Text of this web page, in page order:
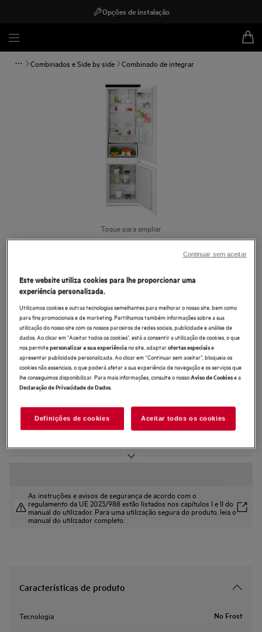
Opções de instalação
Combinados e Side by side Combinado de integrar
Toque para ampliar
NSC7C191DS
Combinado de encastre 7000
NoFrost CoolAssist® de 188,4 cm
5 (1)
O AI CoolAssist ajusta a temperatura de acordo com a sua rotina diária.
Ative a definição Automática para uma frescura sem esforço, ajustada a si.
TwinTech® Total No Frost ajuda a manter os alimentos suculentos e
As instruções e avisos de segurança de acordo com o
regulamento da UE 2023/988 estão listados nos capítulos I e II do
manual do utilizador. Para uma utilização segura do produto, leia o
manual do utilizador completo.
Características de produto
Tecnologia No Frost
Este website utiliza cookies para lhe proporcionar uma
experiência personalizada.
Utilizamos cookies e outras tecnologias semelhantes para melhorar o nosso site, bem como
para fins promocionais e de marketing. Partilhamos também informações sobre a sua
utilização do nosso site com os nossos parceiros de redes sociais, publicidade e análise de
dados. Ao clicar em "Aceitar todos os cookies”, está a consentir a utilização de cookies, o que
nos permitepersonalizar a sua experiênciano site, adaptarofertas especiaise
apresentar publicidade personalizada. Ao clicar em “Continuar sem aceitar”, bloqueia os
cookies não essenciais, o que poderá afetar a sua experiência de navegação e os serviços que
lhe conseguimos disponibilizar. Para mais informações, consulte o nossoAviso de Cookiese a
Declaração de Privacidade de Dados.
Definições de cookies Aceitar todos os cookies
Continuar sem aceitar